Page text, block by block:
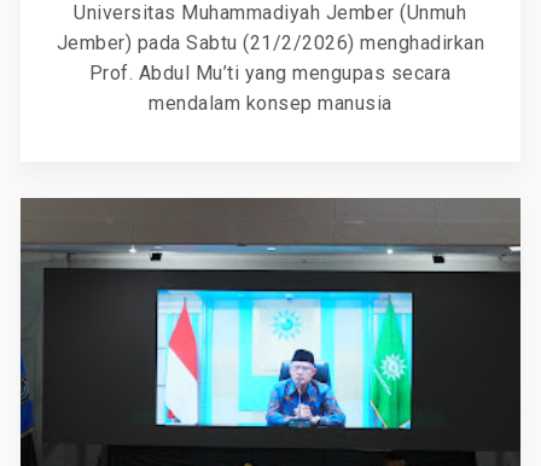
Universitas Muhammadiyah Jember (Unmuh
Jember) pada Sabtu (21/2/2026) menghadirkan
Prof. Abdul Mu’ti yang mengupas secara
mendalam konsep manusia